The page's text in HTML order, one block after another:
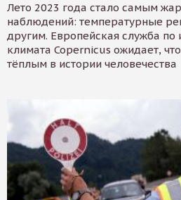
Лето 2023 года стало самым
наблюдений: температурные
другим. Европейская служба
климата Copernicus ожидает,
тёплым в истории человечества